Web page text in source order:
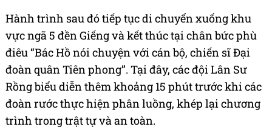
Hành trình sau đó tiếp tục di chuyển xuống khu
vực ngã 5 đền Giếng và kết thúc tại chân bức phù
điêu “Bác Hồ nói chuyện với cán bộ, chiến sĩ Đại
đoàn quân Tiên phong”. Tại đây, các đội Lân Sư
Rồng biểu diễn thêm khoảng 15 phút trước khi các
đoàn rước thực hiện phân luồng, khép lại chương
trình trong trật tự và an toàn.